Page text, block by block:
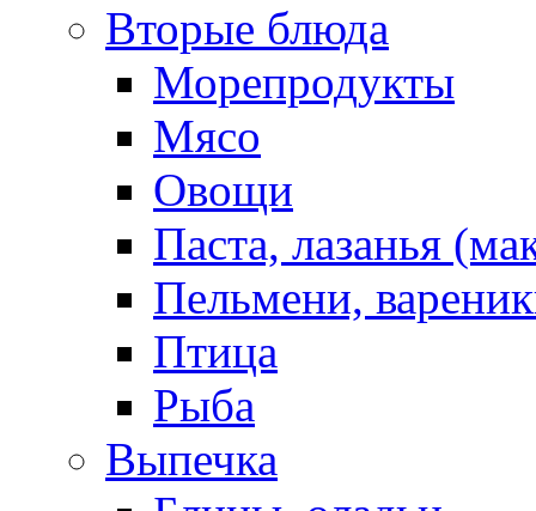
Вторые блюда
Морепродукты
Мясо
Овощи
Паста, лазанья
Пельмени,
Птица
Рыба
Выпечка